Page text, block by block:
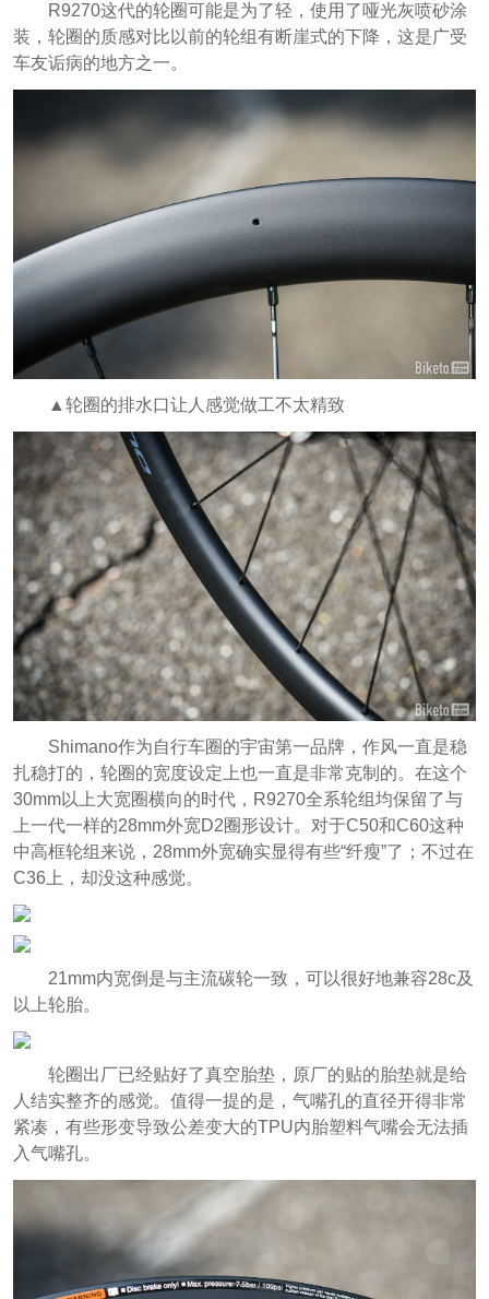
R9270这代的轮圈可能是为了轻，使用了哑光灰喷砂涂
装，轮圈的质感对比以前的轮组有断崖式的下降，这是广受
车友诟病的地方之一。
▲轮圈的排水口让人感觉做工不太精致
Shimano作为自行车圈的宇宙第一品牌，作风一直是稳
扎稳打的，轮圈的宽度设定上也一直是非常克制的。在这个
30mm以上大宽圈横向的时代，R9270全系轮组均保留了与
上一代一样的28mm外宽D2圈形设计。对于C50和C60这种
中高框轮组来说，28mm外宽确实显得有些“纤瘦”了；不过在
C36上，却没这种感觉。
21mm内宽倒是与主流碳轮一致，可以很好地兼容28c及
以上轮胎。
轮圈出厂已经贴好了真空胎垫，原厂的贴的胎垫就是给
人结实整齐的感觉。值得一提的是，气嘴孔的直径开得非常
紧凑，有些形变导致公差变大的TPU内胎塑料气嘴会无法插
入气嘴孔。